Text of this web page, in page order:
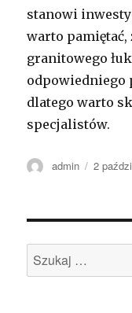
stanowi
warto
granitowego
odpowiedniego
dlatego warto
specjalistów.
Autor
admin 2
Szukaj: